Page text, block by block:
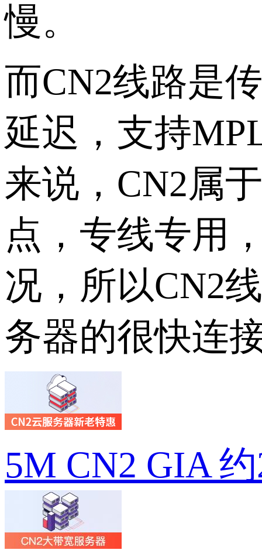
慢。
而CN2线路是
延迟，支持
来说，CN2属
点，专线专用
况，所以CN2
务器的很快连
5M CN2 GIA